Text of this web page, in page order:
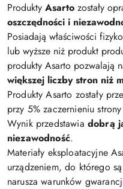
Produkty Asarto zostały
oszczędności i
Posiadają właściwości
lub wyższe niż produkt
produkty Asarto pozwalają
większej liczby stron niż
Produkty Asarto zostały
przy 5% zaczernieniu
Wynik przedstawia dobrą
niezawodność.
Materiały eksploatacyjne
urządzeniem, do którego
narusza warunków